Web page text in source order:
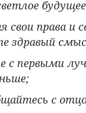
свои права и
здравый
с первыми
с